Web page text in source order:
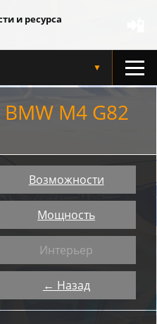
и ресурса
▼
M4 G82
Возможности
Мощность
Интерьер
← Назад